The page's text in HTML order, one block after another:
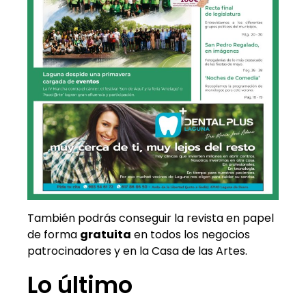
También podrás conseguir la revista en papel
de forma gratuita en todos los negocios
patrocinadores y en la Casa de las Artes.
Lo último